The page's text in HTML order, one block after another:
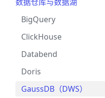
BigQuery
ClickHouse
Databend
Doris
GaussDB（DWS）